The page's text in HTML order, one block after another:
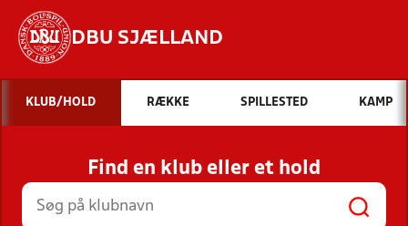
DBU SJÆLLAND
Hvad vil du søge efter?
INDHOLD OG NYHEDER
STILLINGER, RESULTATER, KLUBBER OG
HOLD
KLUB/HOLD RÆKKE SPILLESTED KAMP
Find en klub eller et hold